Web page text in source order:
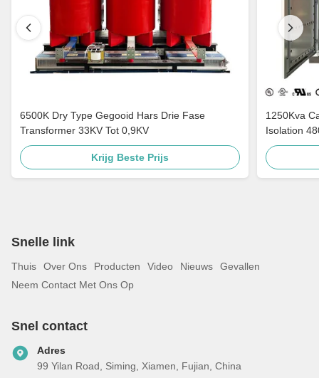
6500K Dry Type Gegooid Hars Drie Fase
Transformer 33KV Tot 0,9KV
Krijg Beste Prijs
1250Kva Cast Resin Dry Type Transformers
Isolation
Snelle link
Thuis Over Ons Producten Video Nieuws
Gevallen
Neem Contact Met Ons Op
Snel contact
Adres
99 Yilan Road, Siming, Xiamen, Fujian, China